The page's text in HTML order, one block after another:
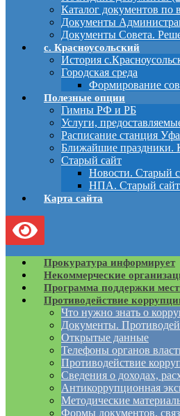
Каталог документов по
Документы
Документы Совета.
с. Красноусольский
История
Городская среда
Формирование
Полезные опции
Гимны РФ и РБ
Услуги,
Расписание станция Уфа
Ближайшие праздники.
Старый сайт
Новости. Старый
НПА. Старый сайт
Карта сайта
Прокуратура информирует
Некоммерческие
Программа поддержки
Противодействие
Что нужно знать о
Документы.
Открытые данные
Телефоны органов
Противодействие
Сведения о доходах,
Антикоррупционная
Методические
Формы документов,